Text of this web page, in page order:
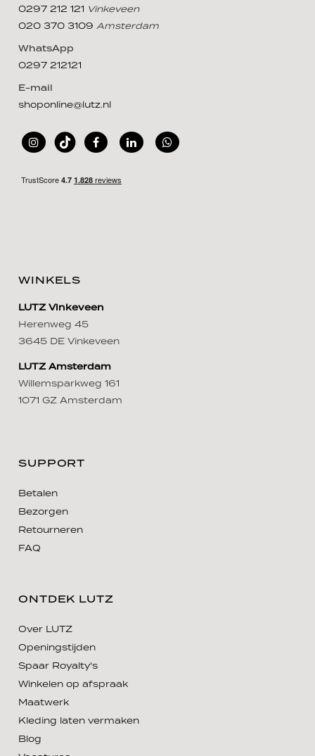
0297 212 121 Vinkeveen
020 370 3109Amsterdam
WhatsApp
0297 212121
E-mail
shoponline@lutz.nl
WINKELS
LUTZ Vinkeveen
Herenweg 45
3645 DE Vinkeveen
LUTZ Amsterdam
Willemsparkweg 161
1071 GZ Amsterdam
SUPPORT
Betalen
Bezorgen
Retourneren
FAQ
ONTDEK LUTZ
Over LUTZ
Openingstijden
Spaar Royalty's
Winkelen op afspraak
Maatwerk
Kleding laten vermaken
Blog